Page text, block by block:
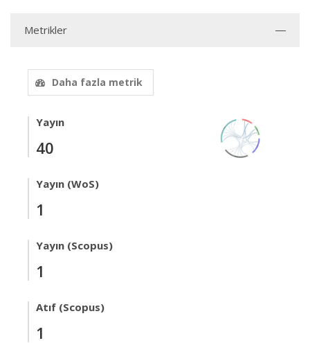
Metrikler
Daha fazla metrik
Yayın
40
Yayın (WoS)
1
Yayın (Scopus)
1
Atıf (Scopus)
1